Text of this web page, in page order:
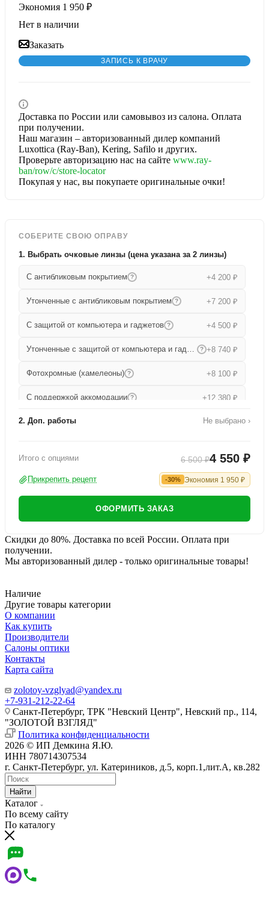
Экономия 1 950 ₽
Нет в наличии
Заказать
ЗАПИСЬ К ВРАЧУ
Доставка по России или самовывоз из салона. Оплата
при получении.
Наш магазин – авторизованный дилер компаний
Luxottica (Ray-Ban), Kering, Safilo и других.
Проверьте авторизацию нас на сайте www.ray-
ban/row/c/store-locator
Покупая у нас, вы покупаете оригинальные очки!
СОБЕРИТЕ СВОЮ ОПРАВУ
1. Выбрать очковые линзы (цена указана за 2 линзы)
С антибликовым покрытием ? +4 200 ₽
Утонченные с антибликовым покрытием ? +7 200 ₽
С защитой от компьютера и гаджетов ? +4 500 ₽
Утонченные с защитой от компьютера и гаджетов ? +8 740 ₽
Фотохромные (хамелеоны) ? +8 100 ₽
С поддержкой аккомодации ? +12 380 ₽
Прогрессивные +15 680 ₽
2. Доп. работы
Не выбрано ›
Итого с опциями 6 500 ₽4 550 ₽
Прикрепить рецепт -30% Экономия 1 950 ₽
ОФОРМИТЬ ЗАКАЗ
Скидки до 80%. Доставка по всей России. Оплата при
получении.
Мы авторизованный дилер - только оригинальные товары!
Наличие
Другие товары категории
О компании
Как купить
Производители
Салоны оптики
Контакты
Карта сайта
zolotoy-vzglyad@yandex.ru
+7-931-212-22-64
Санкт-Петербург, ТРК "Невский Центр", Невский пр., 114,
"ЗОЛОТОЙ ВЗГЛЯД"
Политика конфиденциальности
2026 © ИП Демкина Я.Ю.
ИНН 780714307534
г. Санкт-Петербург, ул. Катериников, д.5, корп.1,лит.А, кв.282
Найти
Каталог
По всему сайту
По каталогу